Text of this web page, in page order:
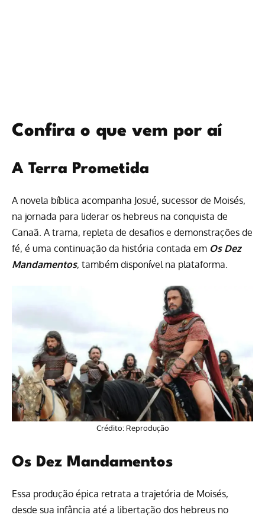
Confira o que vem por aí
A Terra Prometida
A novela bíblica acompanha Josué, sucessor de Moisés,
na jornada para liderar os hebreus na conquista de
Canaã. A trama, repleta de desafios e demonstrações de
fé, é uma continuação da história contada em Os Dez
Mandamentos, também disponível na plataforma.
Crédito: Reprodução
Os Dez Mandamentos
Essa produção épica retrata a trajetória de Moisés,
desde sua infância até a libertação dos hebreus no